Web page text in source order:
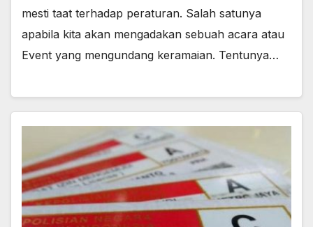
mesti taat terhadap peraturan. Salah satunya
apabila kita akan mengadakan sebuah acara atau
Event yang mengundang keramaian. Tentunya…